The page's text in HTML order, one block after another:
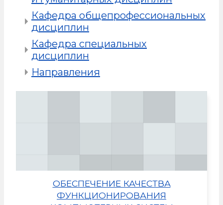
Кафедра общепрофессиональных
дисциплин
Кафедра специальных
дисциплин
Направления
ОБЕСПЕЧЕНИЕ КАЧЕСТВА
ФУНКЦИОНИРОВАНИЯ